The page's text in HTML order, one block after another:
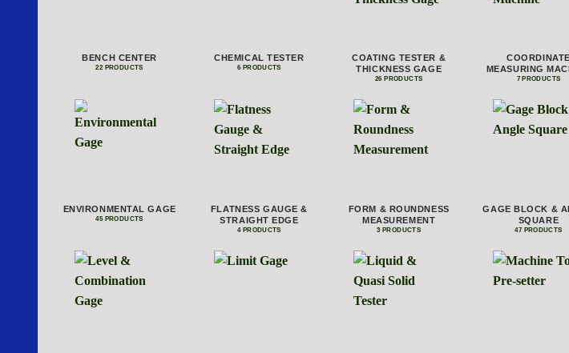
BENCH CENTER
22 PRODUCTS
CHEMICAL TESTER
6 PRODUCTS
COATING TESTER &
THICKNESS GAGE
26 PRODUCTS
COORDINATE
MEASURING
7 PRODUCTS
ENVIRONMENTAL GAGE
45 PRODUCTS
FLATNESS GAUGE &
STRAIGHT EDGE
4 PRODUCTS
FORM & ROUNDNESS
MEASUREMENT
3 PRODUCTS
GAGE BLOCK &
SQUARE
47 PRODUCTS